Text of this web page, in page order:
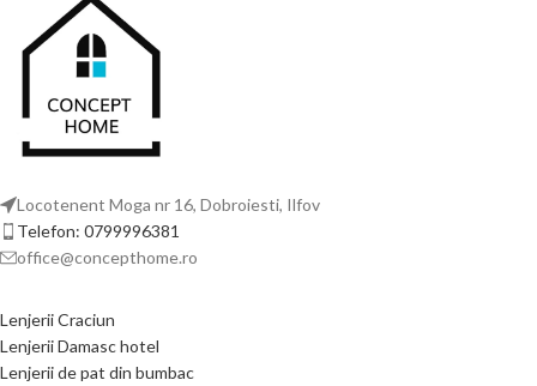
Locotenent Moga nr 16, Dobroiesti, Ilfov
Telefon: 0799996381
office@concepthome.ro
Lenjerii Craciun
Lenjerii Damasc hotel
Lenjerii de pat din bumbac